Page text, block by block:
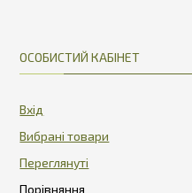
ОСОБИСТИЙ КАБІНЕТ
Вхід
Вибрані товари
Переглянуті